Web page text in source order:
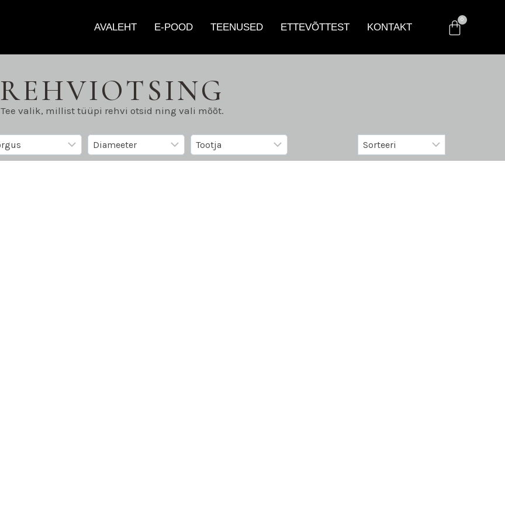
AVALEHT E-POOD TEENUSED ETTEVÕTTEST KONTAKT
REHVIOTSING
Tee valik, millist tüüpi rehvi otsid ning vali mõõt.